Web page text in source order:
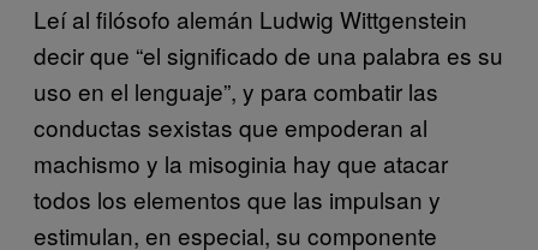
Leí al filósofo alemán Ludwig Wittgenstein
decir que “el significado de una palabra es su
uso en el lenguaje”, y para combatir las
conductas sexistas que empoderan al
machismo y la misoginia hay que atacar
todos los elementos que las impulsan y
estimulan, en especial, su componente